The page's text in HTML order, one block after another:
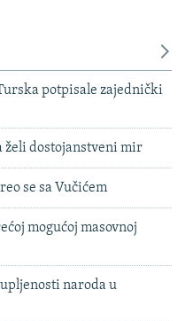
potpisale zajednički
želi dostojanstveni mir
se sa Vučićem
mogućoj masovnoj
naroda u